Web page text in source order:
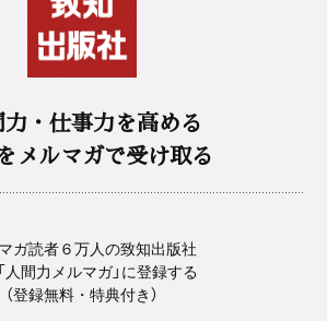
・仕事力を高める
メルマガで受け取る
ガ読者６万人の致知出版社
人間力メルマガ」に登録する
（登録無料・特典付き）